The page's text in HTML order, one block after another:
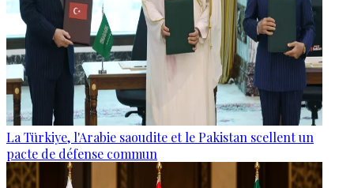
La Türkiye, l'Arabie saoudite et le Pakistan scellent un
pacte de défense commun